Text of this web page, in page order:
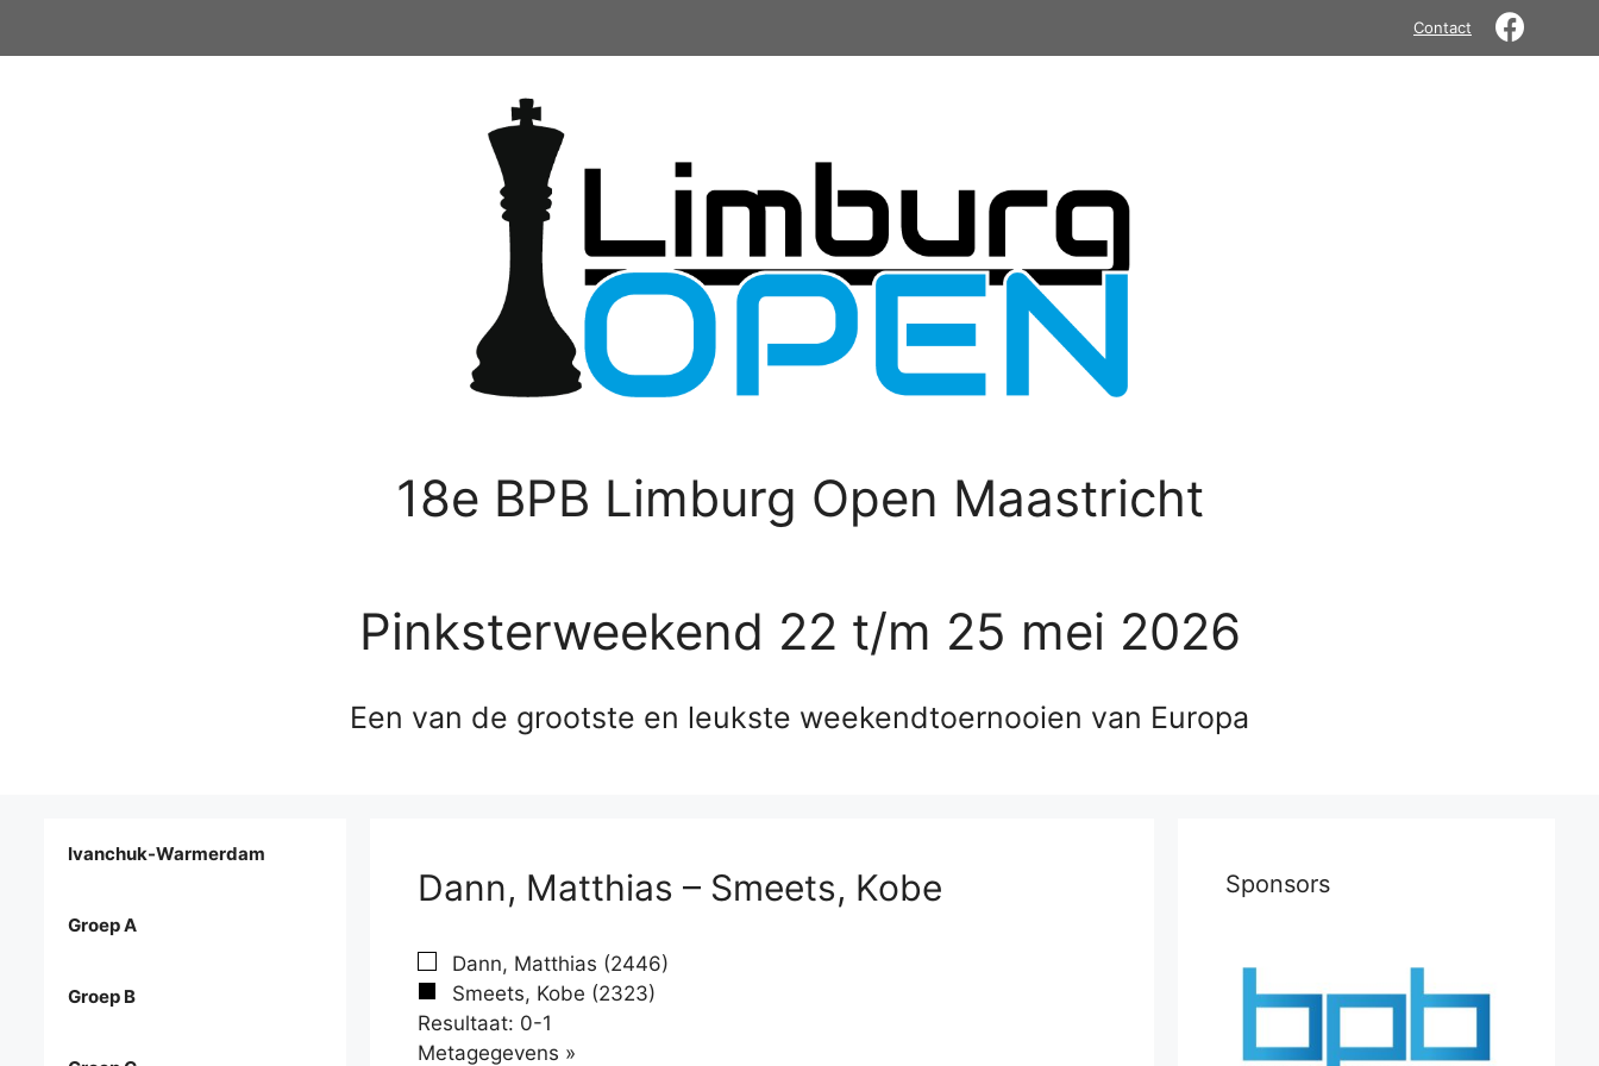
Contact
18e BPB Limburg Open Maastricht
Pinksterweekend 22 t/m 25 mei 2026
Een van de grootste en leukste weekendtoernooien van Europa
Dann, Matthias – Smeets, Kobe
Dann, Matthias (2446)
Smeets, Kobe (2323)
Resultaat: 0-1
Metagegevens »
Ivanchuk-Warmerdam
Groep A
Groep B
Sponsors